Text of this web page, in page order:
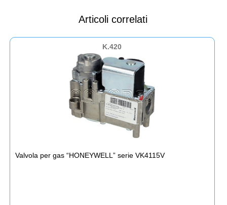
Articoli correlati
K.420
Valvola per gas “HONEYWELL” serie VK4115V